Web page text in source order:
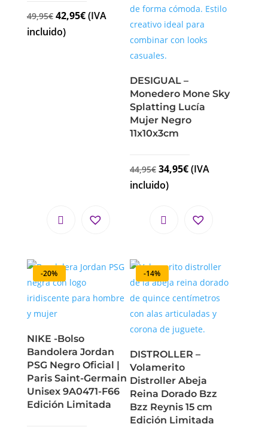
49,95€ 42,95€(IVA
incluido)
DESIGUAL –
Monedero Mone Sky
Splatting Lucía
Mujer Negro
11x10x3cm
44,95€ 34,95€(IVA
incluido)
-20%
NIKE -Bolso
Bandolera Jordan
PSG Negro Oficial |
Paris Saint-Germain
Unisex 9A0471-F66
Edición Limitada
-14%
DISTROLLER –
Volamerito
Distroller Abeja
Reina Dorado Bzz
Bzz Reynis 15 cm
Edición Limitada